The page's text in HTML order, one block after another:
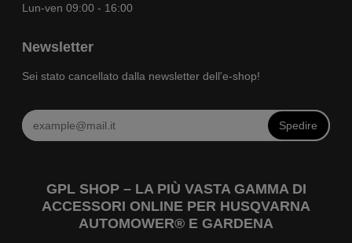
Lun-ven 09:00 - 16:00
Newsletter
Sei stato cancellato dalla newsletter dell'e-shop!
Spedire
GPL SHOP – LA PIÙ VASTA GAMMA DI
ACCESSORI ONLINE PER HUSQVARNA
AUTOMOWER® E GARDENA